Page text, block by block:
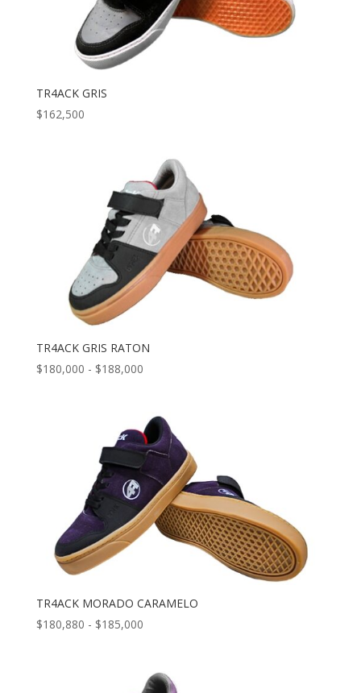
TR4ACK GRIS
$162,500
TR4ACK GRIS RATON
$180,000 - $188,000Rango
desde
$180,000
hasta
$188,000
TR4ACK MORADO CARAMELO
$180,880 - $185,000Rango
desde